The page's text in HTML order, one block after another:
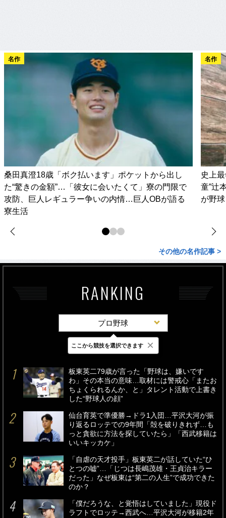
名作
桑田真澄18歳「ボク払います」ポケットから出し
た“驚きの金額”…「彼女に会いたくて」寮の門限で
攻防、巨人レギュラー争いの内情…巨人OBが語る
寮生活
名作
史上
童”辻
が野
その他の名作記事 >
RANKING
プロ野球
最新 24時間 週間
板東英二79歳が言った「野球は、嫌いです
わ」その本当の意味…取材には警戒心「またお
ちょくられるんか、と」タレント活動で上書き
した“野球人の顔”
仙台育英で準優勝→ドラ1入団…平沢大河が振
り返るロッテでの9年間「殻を破りきれず…も
っと貪欲に方法を探していたら」「西武移籍は
いいキッカケ」
「自虐の天才投手」板東英二が話していた“ひ
とつの嘘”…「じつは長嶋茂雄・王貞治キラー
だった」なぜ板東は“第二の人生”で成功できた
のか？
「僕だろうな、と覚悟はしていました」現役ド
ラフトでロッテ→西武へ…平沢大河が移籍2年
ここから競技を選択できます ×